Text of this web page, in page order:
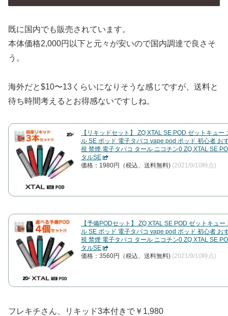
既に国内でも販売されています。
本体価格2,000円以下と元々が安いので国内調達で良さそ
う。
海外だと$10〜13くらいになりそうな感じですが、送料と
待ち時間考えるとお得感ないですしね。
【リキッドセット】 ZQ XTAL SE POD ゼットキュー
ル SE ポッド 電子タバコ vape pod ポッド 初心者 お
視 禁煙 電子タバコ タール ニコチン0 ZQ XTAL SE
タルSE
価格：1980円（税込、送料無料) (2021/9/10時点)
【予備PODセット】 ZQ XTAL SE POD ゼットキュー
ル SE ポッド 電子タバコ vape pod ポッド 初心者 お
視 禁煙 電子タバコ タール ニコチン0 ZQ XTAL SE
タルSE
価格：3560円（税込、送料無料) (2021/9/10時点)
フレキチさん、リキッド3本付きで￥1,980